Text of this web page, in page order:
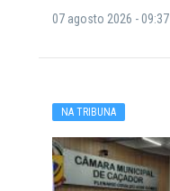
07 agosto 2026 - 09:37
NA TRIBUNA